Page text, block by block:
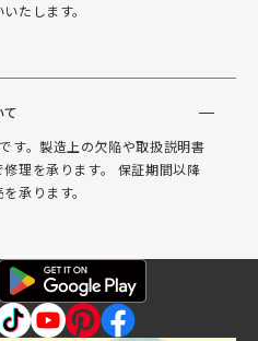
たします。
す。製造上の欠陥や取扱説明書
理を承ります。 保証期間以降
承ります。